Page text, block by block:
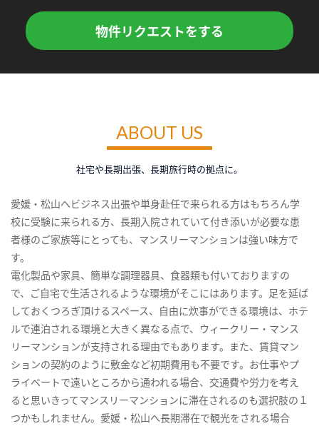
物件リクエストをする
ABOUT US
社宅や長期出張、長期旅行時の拠点に。
愛媛・松山へビジネス出張や単身赴任で来られる方はもちろん学
校に受験に来られる方、長期入院されていて付き添いが必要な患
者様のご家族等にとっても、マンスリーマンションは強い味方で
す。
電化製品や家具、簡単な調理器具、食器類も付いておりますの
で、ご自宅で生活されるような環境がそこにはあります。足を延ば
しておくつろぎ頂けるスペース、自由に炊事ができる環境は、ホテ
ルで連泊される環境と大きく異なる点で、ウィークリー・マンス
リーマンションが支持される理由でもあります。また、賃貸マン
ションの契約のように敷金など初期費用も不要です。お仕事やプ
ライベートで遠いところから通われる場合、交通費や労力を考え
ると思いきってマンスリーマンションに滞在されるのも選択肢の１
つかもしれません。愛媛・松山へ長期滞在で観光をされる場合